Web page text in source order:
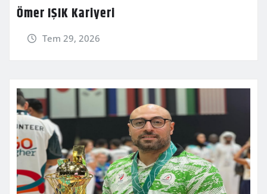
Ömer IŞIK Kariyeri
Tem 29, 2026